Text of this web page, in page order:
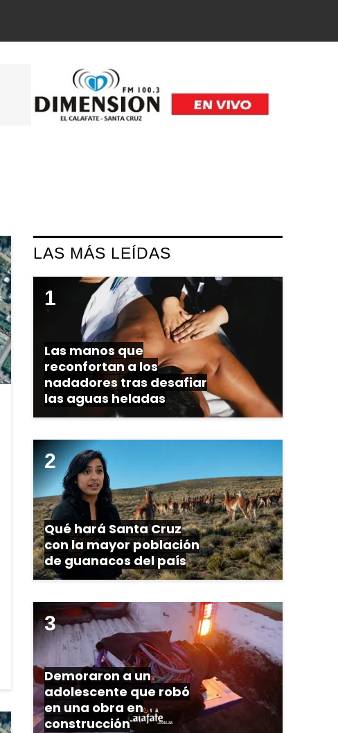
LAS MÁS LEÍDAS
Las manos que
reconfortan a los
nadadores tras desafiar
las aguas heladas
Qué hará Santa Cruz
con la mayor población
de guanacos del país
Demoraron a un
adolescente que robó
en una obra en
construcción